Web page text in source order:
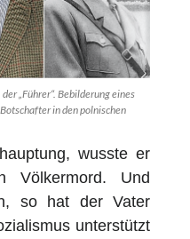
„Führer“. Bebilderung eines
in den polnischen
wusste er
Völkermord. Und
so hat der Vater
unterstützt